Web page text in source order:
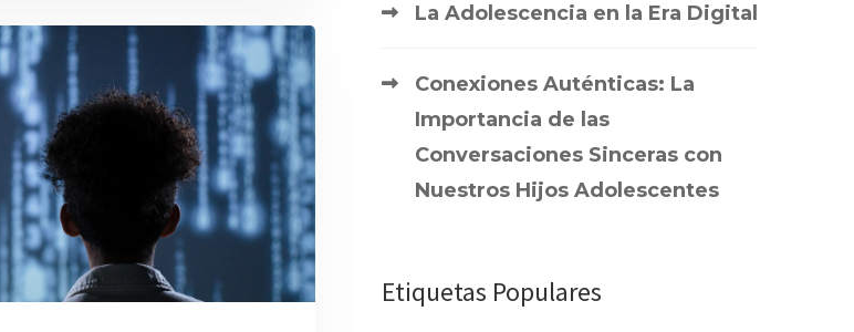
La Adolescencia en la Era Digital
Conexiones Auténticas: La
Importancia de las
Conversaciones Sinceras con
Nuestros Hijos Adolescentes
Etiquetas Populares